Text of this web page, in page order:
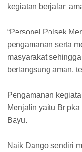
kegiatan berjalan
“Personel Polsek
pengamanan serta
masyarakat
berlangsung aman,
Pengamanan
Menjalin yaitu
Bayu.
Naik Dango sendiri